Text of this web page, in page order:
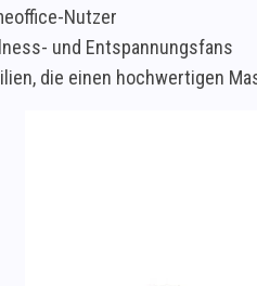
Nutzer
und Entspannungsfans
die einen hochwertigen